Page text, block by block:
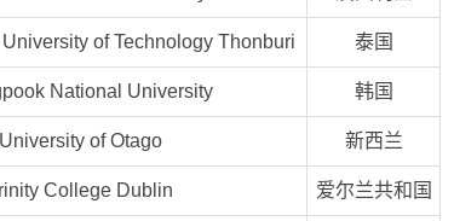
of Technology Thonburi 泰国
National University 韩国
University of Otago 新西兰
College Dublin 爱尔兰共和国